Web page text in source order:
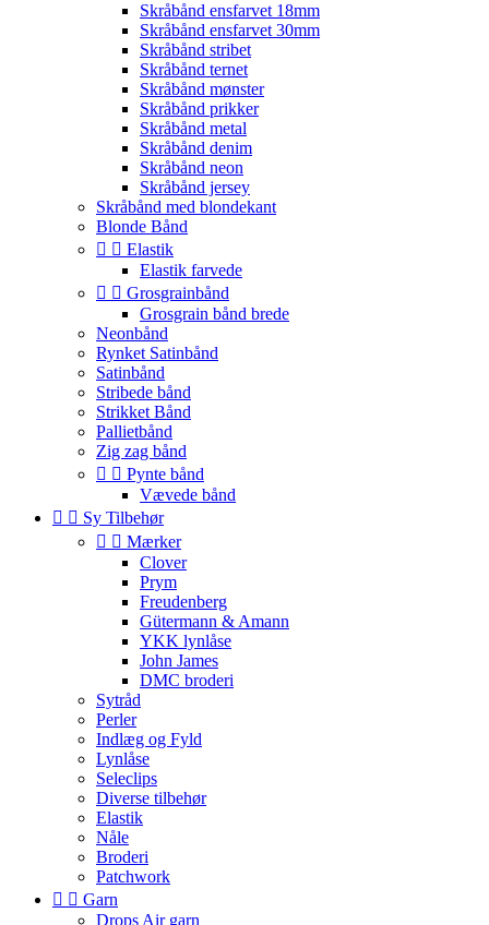
Skråbånd ensfarvet 18mm
Skråbånd ensfarvet 30mm
Skråbånd stribet
Skråbånd ternet
Skråbånd mønster
Skråbånd prikker
Skråbånd metal
Skråbånd denim
Skråbånd neon
Skråbånd jersey
Skråbånd med blondekant
Blonde Bånd
  Elastik
Elastik farvede
  Grosgrainbånd
Grosgrain bånd brede
Neonbånd
Rynket Satinbånd
Satinbånd
Stribede bånd
Strikket Bånd
Pallietbånd
Zig zag bånd
  Pynte bånd
Vævede bånd
  Sy Tilbehør
  Mærker
Clover
Prym
Freudenberg
Gütermann & Amann
YKK lynlåse
John James
DMC broderi
Sytråd
Perler
Indlæg og Fyld
Lynlåse
Seleclips
Diverse tilbehør
Elastik
Nåle
Broderi
Patchwork
  Garn
Drops Air garn